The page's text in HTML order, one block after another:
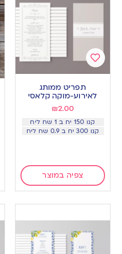
Add
wishlist
תפריט ממותג
לאירוע-מוקה קלאסי
₪2.00
קנו 150 יח ב 1 שח ליח
קנו 300 יח ב 0.9 שח ליח
צפיה במוצר